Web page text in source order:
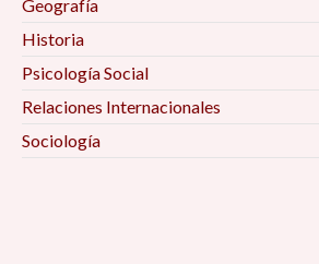
Conferencia «Las ciencias
Queer» 4:00 pm
Conversatorio «Temas de
cara a las elecciones federales
4:00 pm
Mesa «Gestión de riesgos y
Geografía
Historia
Psicología Social
Relaciones Internacionales
Sociología